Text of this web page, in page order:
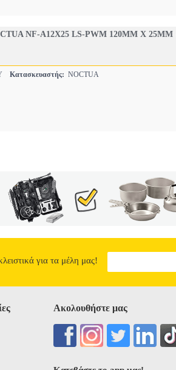
NF-A12X25 LS-PWM 120MM X 25MM
Κατασκευαστής: NOCTUA
για τα μέλη μας!
Ακολουθήστε μας